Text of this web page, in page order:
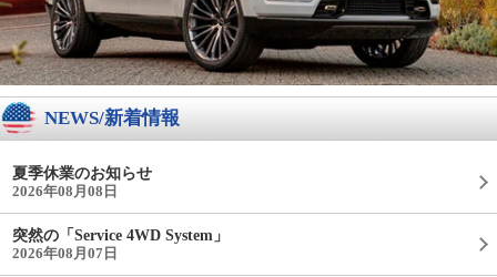
NEWS/新着情報
夏季休業のお知らせ
2026年08月08日
突然の「Service 4WD System」
2026年08月07日